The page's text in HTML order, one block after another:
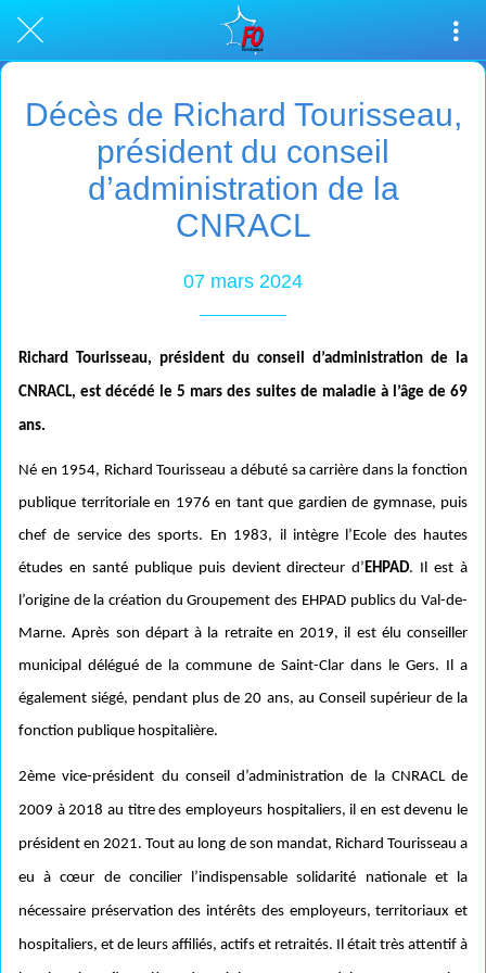
Décès de Richard Tourisseau,
président du conseil
d’administration de la
CNRACL
07 mars 2024
Richard Tourisseau, président du conseil d’administration de la
CNRACL, est décédé le 5 mars des suites de maladie à l’âge de 69
ans.
Né en 1954, Richard Tourisseau a débuté sa carrière dans la fonction
publique territoriale en 1976 en tant que gardien de gymnase, puis
chef de service des sports. En 1983, il intègre l’Ecole des hautes
études en santé publique puis devient directeur d’ EHPAD. Il est à
l’origine de la création du Groupement des EHPAD publics du Val-de-
Marne. Après son départ à la retraite en 2019, il est élu conseiller
municipal délégué de la commune de Saint-Clar dans le Gers. Il a
également siégé, pendant plus de 20 ans, au Conseil supérieur de la
fonction publique hospitalière.
2ème vice-président du conseil d’administration de la CNRACL de
2009 à 2018 au titre des employeurs hospitaliers, il en est devenu le
président en 2021. Tout au long de son mandat, Richard Tourisseau a
eu à cœur de concilier l’indispensable solidarité nationale et la
nécessaire préservation des intérêts des employeurs, territoriaux et
hospitaliers, et de leurs affiliés, actifs et retraités. Il était très attentif à